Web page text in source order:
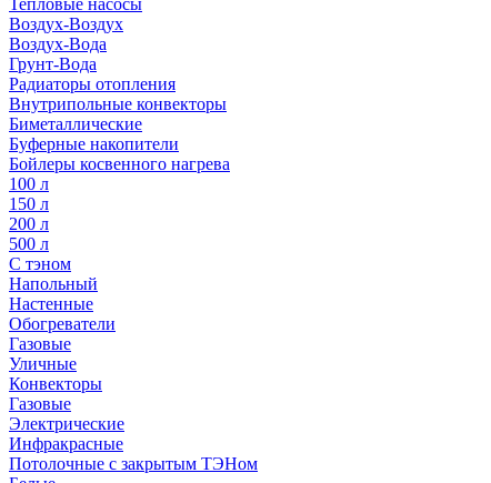
Тепловые насосы
Воздух-Воздух
Воздух-Вода
Грунт-Вода
Радиаторы отопления
Внутрипольные конвекторы
Биметаллические
Буферные накопители
Бойлеры косвенного нагрева
100 л
150 л
200 л
500 л
С тэном
Напольный
Настенные
Обогреватели
Газовые
Уличные
Конвекторы
Газовые
Электрические
Инфракрасные
Потолочные с закрытым ТЭНом